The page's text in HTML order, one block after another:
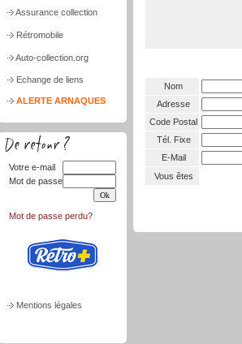
Assurance collection
Rétromobile
Auto-collection.org
Echange de liens
ALERTE ARNAQUES
Votre e-mail
Mot de passe
Mot de passe perdu?
Mentions légales
Nom
Adresse
Code Postal
Tél. Fixe
E-Mail
Vous êtes